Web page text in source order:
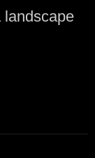
landscape